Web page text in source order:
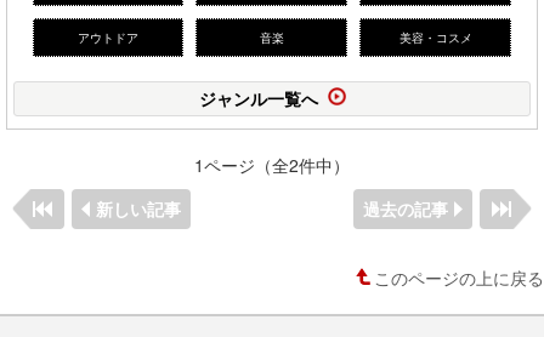
アウトドア 音楽 美容・コスメ
ジャンル一覧へ
1ページ（全2件中）
新しい記事
過去の記事
このページの上に戻る